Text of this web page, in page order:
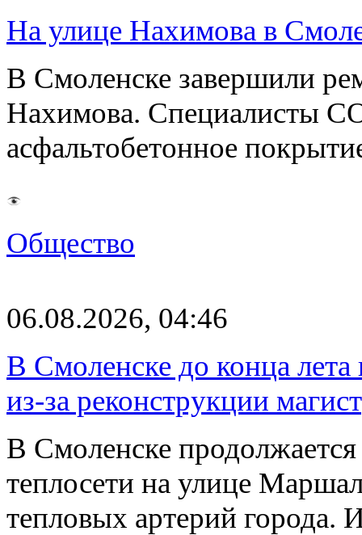
На улице Нахимова в
В Смоленске завершили
Нахимова. Специалисты
асфальтобетонное
Общество
06.08.2026, 04:46
В Смоленске до конца
из-за реконструкции
В Смоленске
теплосети на улице
тепловых артерий